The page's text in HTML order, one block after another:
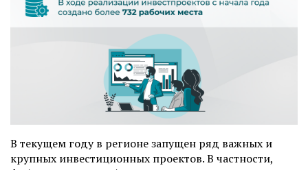
В текущем году в регионе запущен ряд важных и
крупных инвестиционных проектов. В частности,